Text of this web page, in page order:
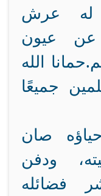
له عرش
عن عيون
الله
جميعًا
صان
ودفن
فضائله